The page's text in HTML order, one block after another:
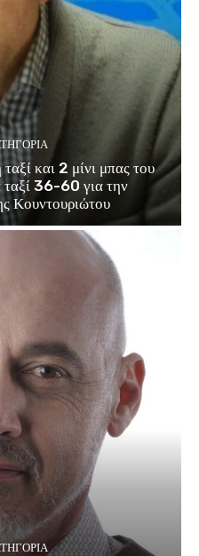
και 2 μίνι μπας του
ταξί 36-60 για την
Κουντουριώτου